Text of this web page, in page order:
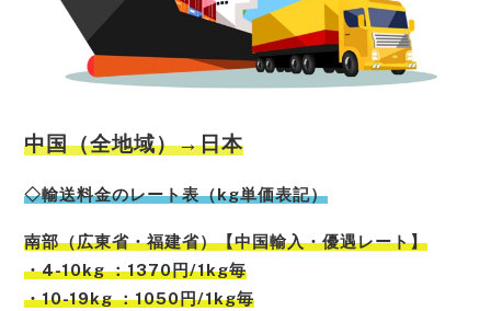
中国（全地域）→日本
◇輸送料金のレート表（kg単価表記）
南部（広東省・福建省）【中国輸入・優遇レート】
・4-10kg ：1370円/1kg毎
・10-19kg ：1050円/1kg毎